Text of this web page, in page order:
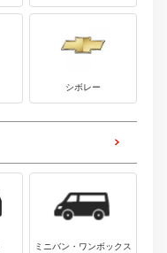
シボレー
ミニバン・ワンボックス